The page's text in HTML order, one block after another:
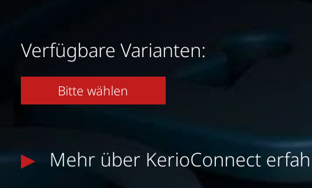
Verfügbare Varianten:
Bitte wählen
Mehr über KerioConnect